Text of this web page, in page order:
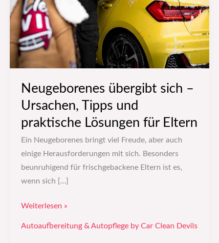
Neugeborenes übergibt sich –
Ursachen, Tipps und
praktische Lösungen für Eltern
Ein Neugeborenes bringt viel Freude, aber auch
einige Herausforderungen mit sich. Besonders
beunruhigend für frischgebackene Eltern ist es,
wenn sich […]
Tipps
und
praktische
Lösungen
Weiterlesen »
Autoaufbereitung & Autopflege by Car Clean Devils